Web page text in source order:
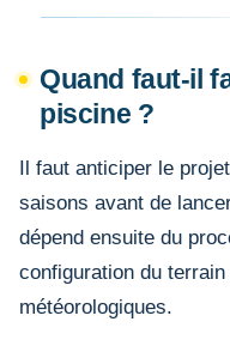
Quand faut-il
piscine ?
Il faut anticiper le
saisons avant de
dépend ensuite du
configuration du
météorologiques.